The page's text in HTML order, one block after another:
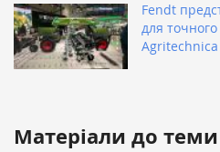
Fendt
для
Матеріали до теми